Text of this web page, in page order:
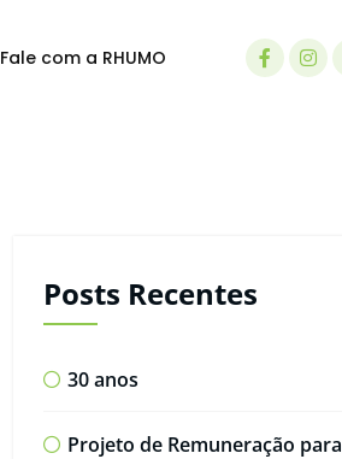
Fale com a RHUMO
Posts Recentes
30 anos
Projeto de Remuneração para